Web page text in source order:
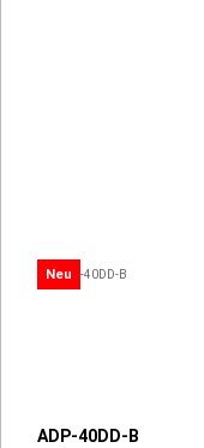
Neu
ADP-40DD-B